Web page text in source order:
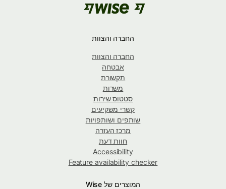
החברה והצוות
החברה והצוות
אבטחה
תקשורת
משרות
סטטוס שירות
קשרי משקיעים
שותפים ושותפויות
מרכז העזרה
חוות דעת
Accessibility
Feature availability checker
המוצרים של Wise